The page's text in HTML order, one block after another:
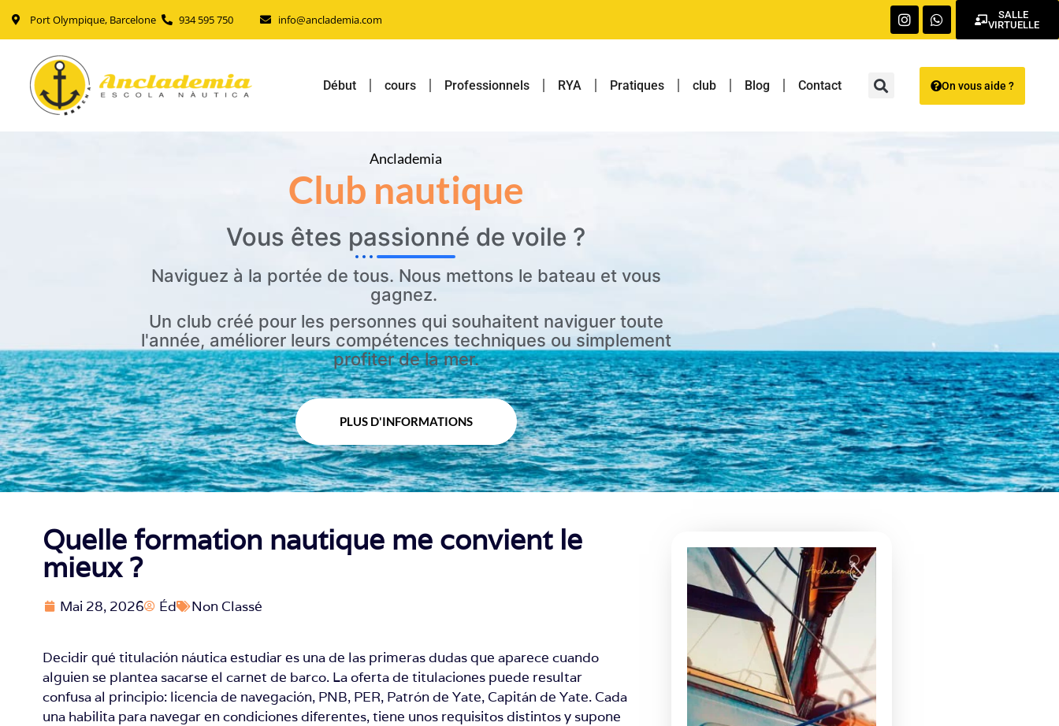
Port Olympique, Barcelone 934 595 750 info@anclademia.com
SALLE
VIRTUELLE
Début cours Professionnels RYA Pratiques club Blog Contact On vous aide ?
Anclademia
Club nautique
Vous êtes passionné de voile ?
Naviguez à la portée de tous. Nous mettons le bateau et vous
gagnez.
Un club créé pour les personnes qui souhaitent naviguer toute
l'année, améliorer leurs compétences techniques ou simplement
profiter de la mer.
PLUS D'INFORMATIONS
Quelle formation nautique me convient le
mieux ?
Mai 28, 2026 Éd Non Classé
Decidir qué titulación náutica estudiar es una de las primeras dudas que aparece cuando
alguien se plantea sacarse el carnet de barco. La oferta de titulaciones puede resultar
confusa al principio: licencia de navegación, PNB, PER, Patrón de Yate, Capitán de Yate. Cada
una habilita para navegar en condiciones diferentes, tiene unos requisitos distintos y supone